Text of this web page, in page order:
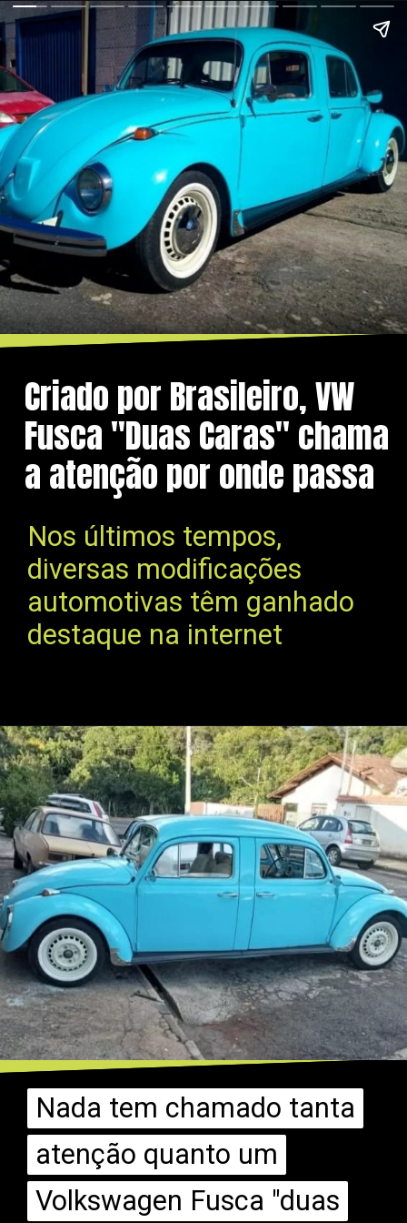
Criado por Brasileiro, VW
Fusca "Duas Caras" chama
a atenção por onde passa
Nos últimos tempos,
diversas modificações
automotivas têm ganhado
destaque na internet
Nada tem chamado tanta
atenção quanto um
Volkswagen Fusca "duas
Nada tem chamado tanta
atenção quanto um
Volkswagen Fusca "duas